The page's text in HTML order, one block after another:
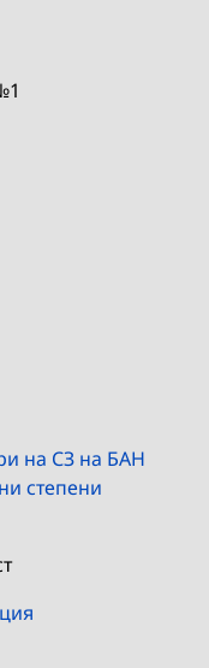
на СЗ на БАН
степени